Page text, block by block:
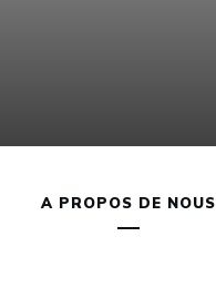
A PROPOS DE NOUS